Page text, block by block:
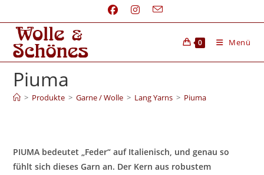
0 Menü
Piuma
> Produkte > Garne / Wolle > Lang Yarns > Piuma
PIUMA bedeutet „Feder“ auf Italienisch, und genau so
fühlt sich dieses Garn an. Der Kern aus robustem